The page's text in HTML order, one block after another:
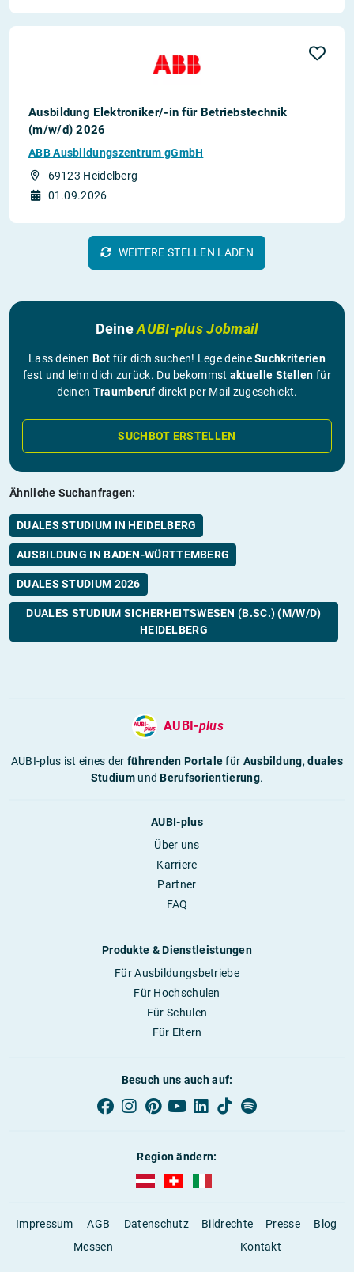
Ausbildung Elektroniker/-in für Betriebstechnik
(m/w/d) 2026
ABB Ausbildungszentrum gGmbH
69123 Heidelberg
01.09.2026
WEITERE STELLEN LADEN
DeineAUBI-plus Jobmail
Lass deinen Bot für dich suchen! Lege deineSuchkriterien
fest und lehn dich zurück. Du bekommst aktuelle Stellen für
deinen Traumberuf direkt per Mail zugeschickt.
SUCHBOT ERSTELLEN
Ähnliche Suchanfragen:
DUALES STUDIUM IN HEIDELBERG
AUSBILDUNG IN BADEN-WÜRTTEMBERG
DUALES STUDIUM 2026
DUALES STUDIUM SICHERHEITSWESEN (B.SC.) (M/W/D)
HEIDELBERG
AUBI-plus
AUBI-plus ist eines derführenden Portalefür Ausbildung,duales
StudiumundBerufsorientierung.
AUBI-plus
Über uns
Karriere
Partner
FAQ
Produkte & Dienstleistungen
Für Ausbildungsbetriebe
Für Hochschulen
Für Schulen
Für Eltern
Besuch uns auch auf:
Region ändern:
AUBI-plus Österreich (deutsch)
Impressum AGB Datenschutz Bildrechte Presse
Blog
Messen
Kontakt